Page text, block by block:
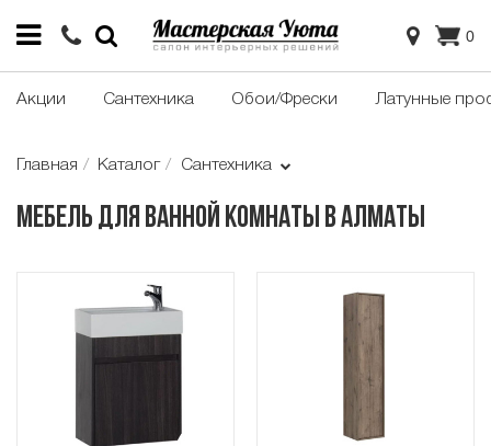
0
Акции Сантехника Обои/Фрески Латунные
Главная Каталог Сантехника
Мебель для ванной комнаты в Алматы